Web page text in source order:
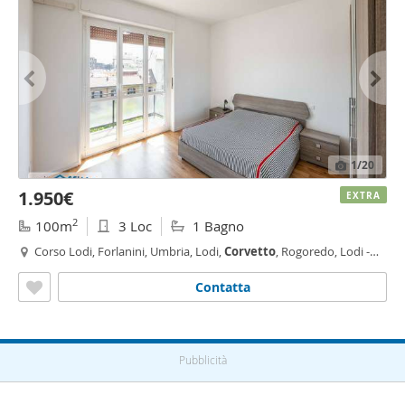
1/20
1.950€
100m2 3 Loc 1 Bagno
Corso Lodi, Forlanini, Umbria, Lodi,Corvetto, Rogoredo, Lodi -
Contatta
EXTRA
Pubblicità